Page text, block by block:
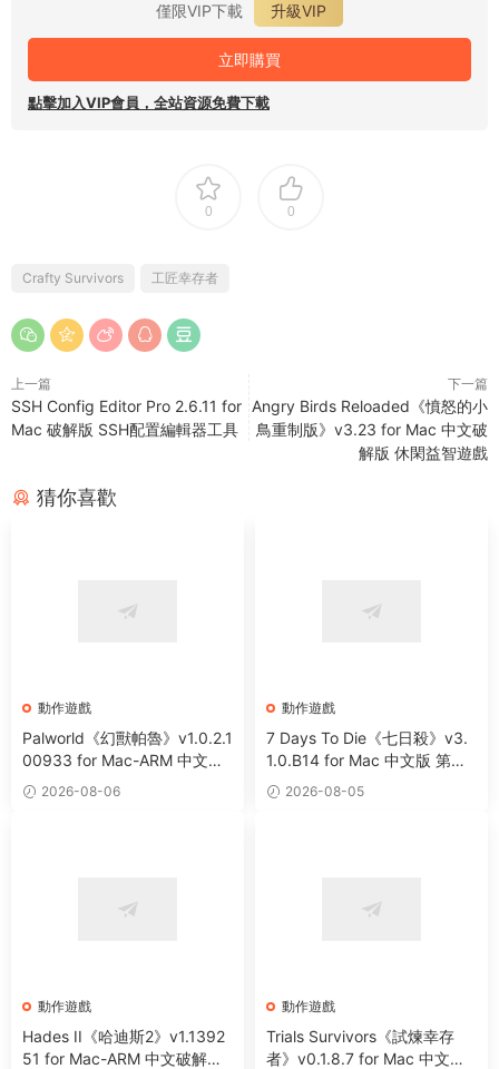
僅限VIP下載
升級VIP
立即購買
點擊加入VIP會員，全站資源免費下載
0 0
Crafty Survivors 工匠幸存者
上一篇
SSH Config Editor Pro 2.6.11 for
Mac 破解版 SSH配置編輯器工具
下一篇
Angry Birds Reloaded《憤怒的小
鳥重制版》v3.23 for Mac 中文破
解版 休閑益智遊戲
猜你喜歡
動作遊戲
Palworld《幻獸帕魯》v1.0.2.1
00933 for Mac-ARM 中文破
解版 開放世界生存制作遊戲
2026-08-06
動作遊戲
7 Days To Die《七日殺》v3.
1.0.B14 for Mac 中文版 第一
人稱末日射擊角色扮演遊戲
2026-08-05
動作遊戲
Hades II《哈迪斯2》v1.1392
51 for Mac-ARM 中文破解版
動作遊戲
Trials Survivors《試煉幸存
者》v0.1.8.7 for Mac 中文版